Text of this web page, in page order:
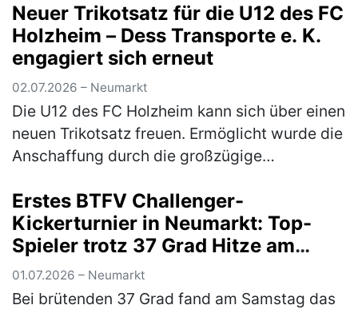
mit 1800 Startern aus 270 Vereinen gut
besu…(mehr)
Neuer Trikotsatz für die U12 des FC
Holzheim – Dess Transporte e. K.
engagiert sich erneut
02.07.2026 – Neumarkt
Die U12 des FC Holzheim kann sich über einen
neuen Trikotsatz freuen. Ermöglicht wurde die
Anschaffung durch die großzügige
Firma Dess Transporte e. K., die si…
Erstes BTFV Challenger-
Kickerturnier in Neumarkt: Top-
Spieler trotz 37 Grad Hitze am
Start
01.07.2026 – Neumarkt
Bei brütenden 37 Grad fand am Samstag das